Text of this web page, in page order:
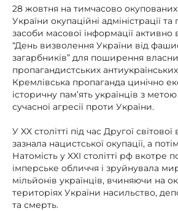
28 жовтня на тимчасово окупованих
України окупаційні адміністрації та
засоби масової інформації
“День визволення України від
загарбників” для поширення
пропагандистських
Кремлівська пропаганда цинічно
історичну пам’ять українців з метою
сучасної агресії проти України.
У XX столітті під час Другої
зазнала нацистської окупації, а
Натомість у XXI столітті рф вкотре
імперське обличчя і зруйнувала
мільйонів українців, вчиняючи на
територіях України насильство,
та смерть.